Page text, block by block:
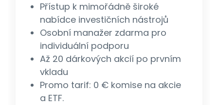
Přístup k mimořádně široké
nabídce investičních nástrojů
Osobní manažer zdarma pro
individuální podporu
Až 20 dárkových akcií po prvním
vkladu
Promo tarif: 0 € komise na akcie
a ETF.